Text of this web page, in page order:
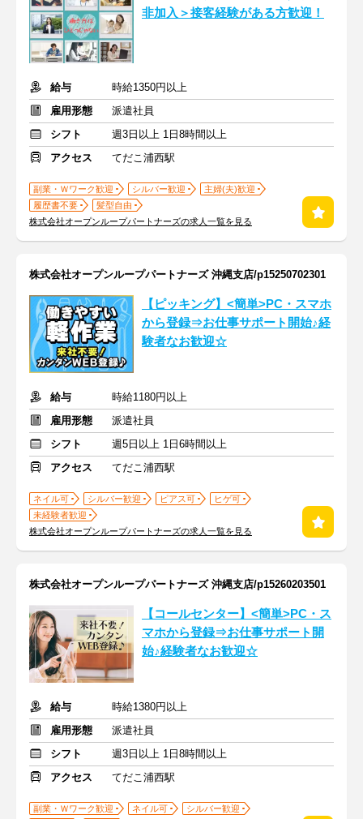
非加入＞接客経験がある方歓迎！
給与
時給1350円以上
雇用形態
派遣社員
シフト
週3日以上 1日8時間以上
アクセス
てだこ浦西駅
副業・Ｗワーク歓迎 シルバー歓迎
主婦(夫)歓迎
履歴書不要
髪型自由
株式会社オープンループパートナーズの求人一覧を見る
株式会社オープンループパートナーズ 沖縄支店/p15250702301
【ピッキング】<簡単>PC・スマホ
から登録⇒お仕事サポート開始♪経
験者なお歓迎☆
給与
時給1180円以上
雇用形態
派遣社員
シフト
週5日以上 1日6時間以上
アクセス
てだこ浦西駅
ネイル可 シルバー歓迎 ピアス可
ヒゲ可
未経験者歓迎
株式会社オープンループパートナーズの求人一覧を見る
株式会社オープンループパートナーズ 沖縄支店/p15260203501
【コールセンター】<簡単>PC・ス
マホから登録⇒お仕事サポート開
始♪経験者なお歓迎☆
給与
時給1380円以上
雇用形態
派遣社員
シフト
週3日以上 1日8時間以上
アクセス
てだこ浦西駅
副業・Ｗワーク歓迎 ネイル可
シルバー歓迎